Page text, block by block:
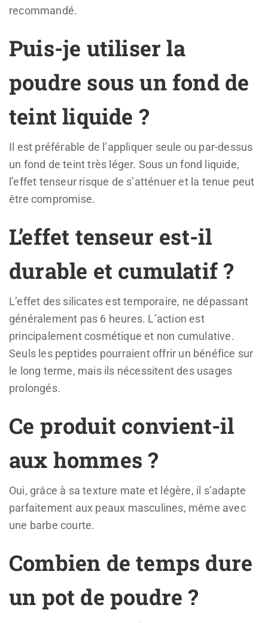
recommandé.
Puis-je utiliser la
poudre sous un fond de
teint liquide ?
Il est préférable de l’appliquer seule ou par-dessus
un fond de teint très léger. Sous un fond liquide,
l’effet tenseur risque de s’atténuer et la tenue peut
être compromise.
L’effet tenseur est-il
durable et cumulatif ?
L’effet des silicates est temporaire, ne dépassant
généralement pas 6 heures. L’action est
principalement cosmétique et non cumulative.
Seuls les peptides pourraient offrir un bénéfice sur
le long terme, mais ils nécessitent des usages
prolongés.
Ce produit convient-il
aux hommes ?
Oui, grâce à sa texture mate et légère, il s’adapte
parfaitement aux peaux masculines, même avec
une barbe courte.
Combien de temps dure
un pot de poudre ?